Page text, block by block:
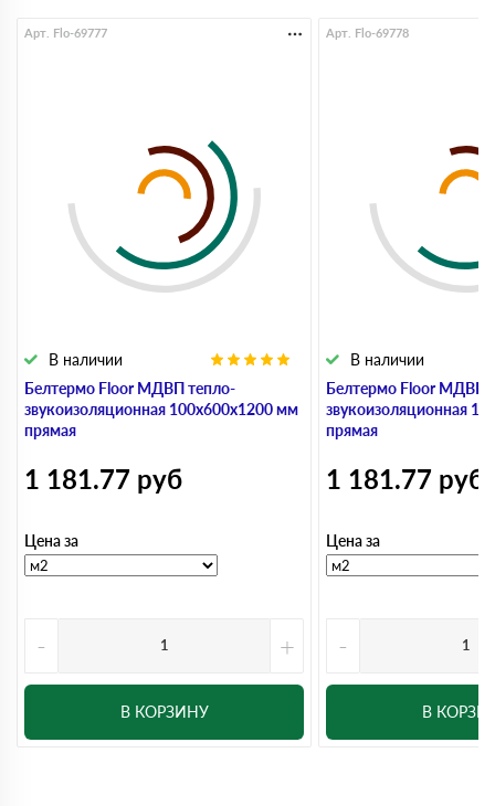
Белтермо Floor МДВП тепло-
звукоизоляционная 100х600х1200 мм
прямая
В наличии
Арт. Flo-69777
1 181.77 руб
Цена за
- +
В КОРЗИНУ
Белтермо Floor МДВП
звукоизоляционная
прямая
В наличии
Арт. Flo-69778
1 181.77 руб
Цена за
-
В